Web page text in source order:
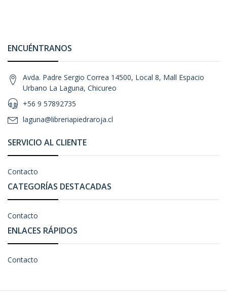
ENCUÉNTRANOS
Avda. Padre Sergio Correa 14500, Local 8, Mall Espacio
Urbano La Laguna, Chicureo
+56 9 57892735
laguna@libreriapiedraroja.cl
SERVICIO AL CLIENTE
Contacto
CATEGORÍAS DESTACADAS
Contacto
ENLACES RÁPIDOS
Contacto